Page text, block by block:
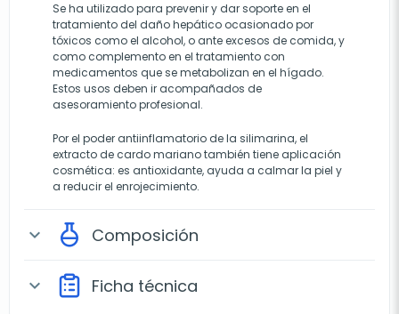
Se ha utilizado para prevenir y dar soporte en el
tratamiento del daño hepático ocasionado por
tóxicos como el alcohol, o ante excesos de comida, y
como complemento en el tratamiento con
medicamentos que se metabolizan en el hígado.
Estos usos deben ir acompañados de
asesoramiento profesional.
Por el poder antiinflamatorio de la silimarina, el
extracto de cardo mariano también tiene aplicación
cosmética: es antioxidante, ayuda a calmar la piel y
a reducir el enrojecimiento.
expand_more Composición
expand_more Ficha técnica